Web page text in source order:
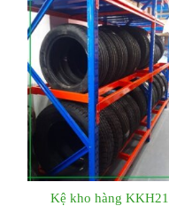
Kệ kho hàng KKH21